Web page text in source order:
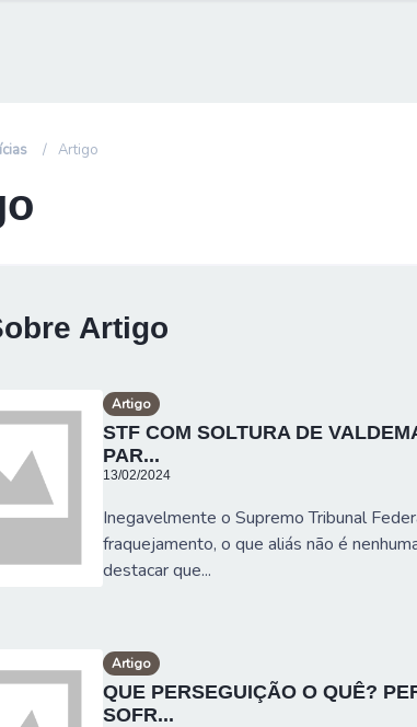
Artigo
Artigo
Artigo
STF COM SOLTURA DE
PAR...
13/02/2024
Inegavelmente o Supremo Tribunal
fraquejamento, o que aliás não é
destacar que...
Artigo
QUE PERSEGUIÇÃO O QUÊ?
SOFR...